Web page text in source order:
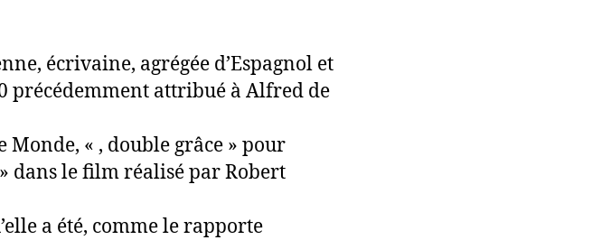
écrivaine, agrégée d’Espagnol et
précédemment attribué à Alfred de
« , double grâce » pour
dans le film réalisé par Robert
a été, comme le rapporte